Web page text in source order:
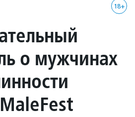
18+
о мужчинах